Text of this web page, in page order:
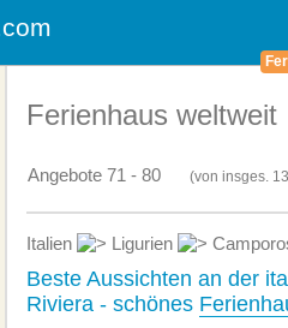
Ferienhaus weltweit
Angebote 71 - 80 (von insges.
Italien Ligurien
Beste Aussichten an der
Riviera - schönes